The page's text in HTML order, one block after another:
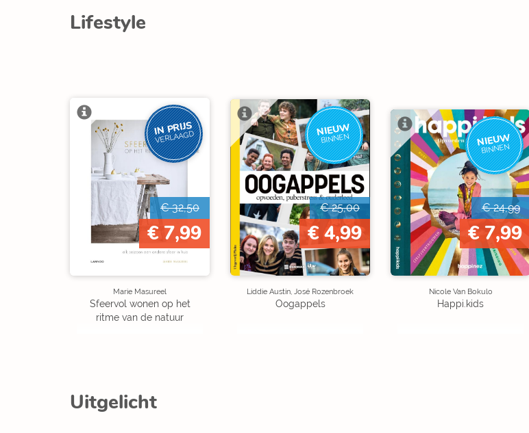
Lifestyle
IN PRIJS
VERLAAGD
€ 32,50
€ 7,99
Marie Masureel
Sfeervol wonen op het
ritme van de natuur
NIEUW
BINNEN
€ 25,00
€ 4,99
Liddie Austin, José Rozenbroek
Oogappels
NIEUW
BINNEN
€ 24,99
€ 7,99
Nicole Van Bokulo
Happi.kids
Uitgelicht